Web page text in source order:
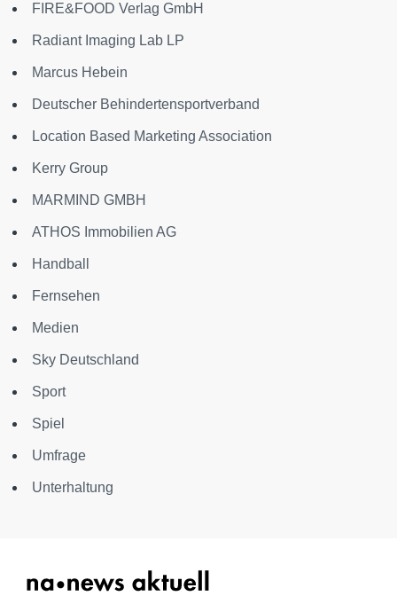
FIRE&FOOD Verlag GmbH
Radiant Imaging Lab LP
Marcus Hebein
Deutscher Behindertensportverband
Location Based Marketing Association
Kerry Group
MARMIND GMBH
ATHOS Immobilien AG
Handball
Fernsehen
Medien
Sky Deutschland
Sport
Spiel
Umfrage
Unterhaltung